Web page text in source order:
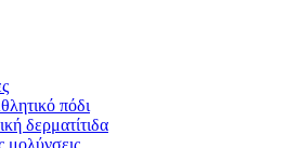
πόδι
δερματίτιδα
μολύνσεις